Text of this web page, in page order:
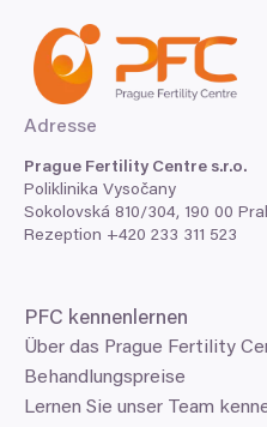
údaje, a nastavte si
Svůj souhlas můžete
části Prohlášení o
K personalizaci obsahu a
sociálních médií a analýze
soubory cookie. Informace
sdílíme se svými partnery
Statistické
Adresse
Prague Fertility Centre s.r.o.
Poliklinika Vysočany
Sokolovská 810/304, 190 00
Rezeption +420 233 311 523
PFC kennenlernen
Über das Prague Fertility
Lernen Sie unser Team
Behandlungspreise